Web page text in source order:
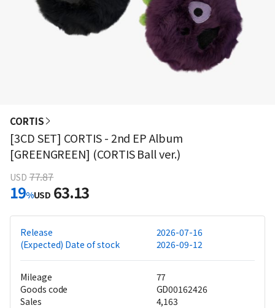
CORTIS
[3CD SET] CORTIS - 2nd EP Album
[GREENGREEN] (CORTIS Ball ver.)
USD 77.87
19%USD 63.13
Release
2026-07-16
(Expected) Date of stock
2026-09-12
Mileage
77
Goods code
GD00162426
Sales
4,163